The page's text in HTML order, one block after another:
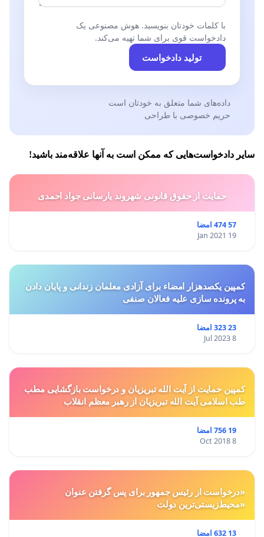
با کلمات خودتان بنویسید. هوش مصنوعی یک
دادخواست قوی برای شما تهیه می‌کند.
تولید دادخواست
داده‌های شما متعلق به خودتان است
حریم خصوصی با طراحی
سایر دادخواست‌هایی که ممکن است به آنها علاقه‌مند باشید!
حمایت از حقوق قانونی شهروند یارسانی جواد احمدی
57 474 امضا
19 Jan 2021
کمپین یکصدهزار امضاء برای آزادی معلمان زندانی و پایان دادن
به پرونده سازی علیه فعالان صنفی
23 323 امضا
8 Jul 2023
کمپین حمایت از آیت الله تبریزیان و درخواست بازگشایی مطب
طب اسلامی آیت الله تبریزیان از رهبر معظم انقلاب
19 756 امضا
8 Oct 2018
«درخواست از رئیس جمهور برای پس گرفتن عنوان
«محیط‌زیستی‌ترین دولت
13 632 امضا